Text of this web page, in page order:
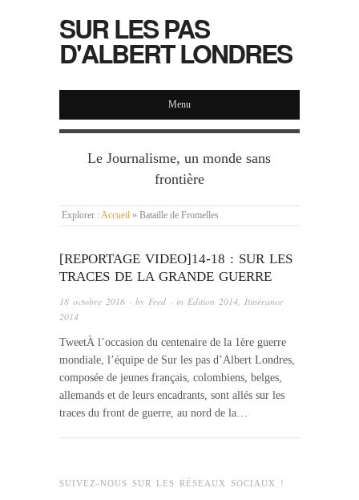
SUR LES PAS
D'ALBERT LONDRES
Menu
Le Journalisme, un monde sans
frontière
Explorer : Accueil » Bataille de Fromelles
[REPORTAGE VIDEO]14-18 : SUR LES
TRACES DE LA GRANDE GUERRE
18 octobre 2016 · by Fred · in Edition 2014, Itinérance
2014
TweetÀ l’occasion du centenaire de la 1ère guerre
mondiale, l’équipe de Sur les pas d’Albert Londres,
composée de jeunes français, colombiens, belges,
allemands et de leurs encadrants, sont allés sur les
traces du front de guerre, au nord de la…
SUIVEZ-NOUS SUR LES RÉSEAUX SOCIAUX !